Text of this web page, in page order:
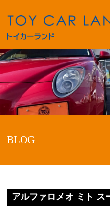
BLOG
アルファロメオ ミト ス